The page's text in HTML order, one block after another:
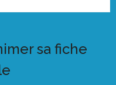
sa fiche